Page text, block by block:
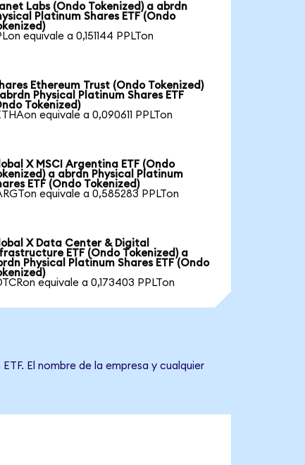
Labs (Ondo Tokenized) a abrdn
Platinum Shares ETF (Ondo
equivale a 0,151144 PPLTon
Ethereum Trust (Ondo Tokenized)
Physical Platinum Shares ETF
Tokenized)
equivale a 0,090611 PPLTon
X MSCI Argentina ETF (Ondo
a abrdn Physical Platinum
ETF (Ondo Tokenized)
equivale a 0,585283 PPLTon
X Data Center & Digital
ETF (Ondo Tokenized) a
Physical Platinum Shares ETF (Ondo
equivale a 0,173403 PPLTon
El nombre de la empresa y cualquier